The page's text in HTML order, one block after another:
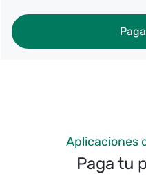
Aplicaciones
Paga tu